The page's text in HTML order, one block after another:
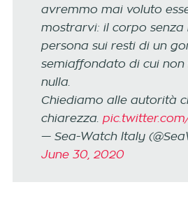
avremmo mai voluto
mostrarvi: il corpo senza
persona sui resti di un
semiaffondato di cui non
nulla.
Chiediamo alle autorità
chiarezza.
— Sea-Watch Italy
June 30, 2020